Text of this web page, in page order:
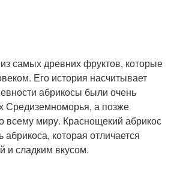
самых древних фруктов, которые
Его история насчитывает
абрикосы были очень
Средиземноморья, а позже
всему миру. Краснощекий абрикос
которая отличается
и сладким вкусом.